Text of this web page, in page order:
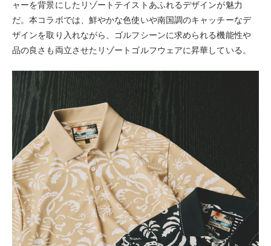
ャーを背景にしたリゾートテイストあふれるデザインが魅力
だ。本コラボでは、鮮やかな色使いや南国調のキャッチーなデ
ザインを取り入れながら、ゴルフシーンに求められる機能性や
品の良さも両立させたリゾートゴルフウェアに昇華している。